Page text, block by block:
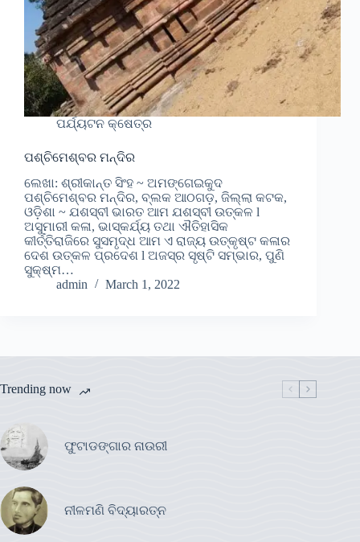
ପର୍ଯ୍ୟଟନ କ୍ଷେତ୍ର
ପଶ୍ଚିମେଶ୍ବର ମନ୍ଦିର
ଲେଖା: ଶ୍ରୀକାନ୍ତ ସିଂହ ~ ଅମଙ୍ଗେଇକୁଦ
ପଶ୍ଚିମେଶ୍ବର ମନ୍ଦିର, ବ୍ଲକ ଆଠଗଡ଼, ଜିଲ୍ଲା କଟକ,
ଓଡ଼ିଶା ~ ଯଶସ୍ବୀ ଭାରତ ଆମ ଯଶସ୍ବୀ ଉତ୍କଳ l
ଅସୁମାରୀ କଳା, ଭାସ୍କର୍ଯ୍ୟ ତଥା ଐତିହାସିକ
କୀର୍ତ୍ତିରାଜିରେ ସୁସମୃଦ୍ଧ ଆମ ଏ ରାଜ୍ୟ ଉତ୍କୃଷ୍ଟ କଳାର
ଦେଶ ଉତ୍କଳ ପ୍ରଦେଶ l ଅଜସ୍ର ସୃଷ୍ଟି ସମ୍ଭାର, ପୁଣି
ସୁକ୍ଷ୍ମ…
admin
March 1, 2022
Trending now
ଫୁଟାଡଙ୍ଗାର ନାଉରୀ
ନୀଳମଣି ବିଦ୍ୟାରତ୍ନ